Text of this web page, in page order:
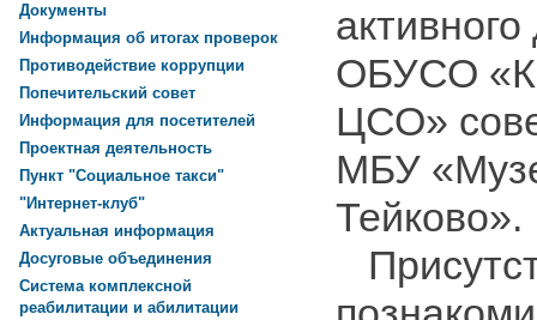
ОБУСО
ЦСО»
МБУ
Тейково».
Документы
Информация об итогах проверок
Противодействие коррупции
Попечительский совет
Информация для посетителей
Проектная деятельность
Пункт "Социальное такси"
"Интернет-клуб"
Актуальная информация
Досуговые объединения
Система комплексной
реабилитации и абилитации